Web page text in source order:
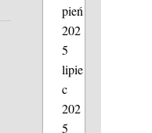
pień
202
5
lipie
c
202
5